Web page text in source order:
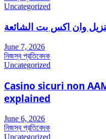
Uncategorized
وان اكس بت الشائعة
June 7, 2026
নিজস্ব প্রতিবেদক
Uncategorized
Casino sicuri non
explained
June 6, 2026
নিজস্ব প্রতিবেদক
Uncategorized